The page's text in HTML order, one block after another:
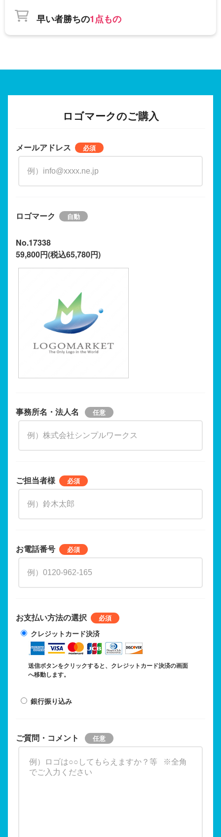
早い者勝ちの1点もの
ロゴマークのご購入
メールアドレス
ロゴマーク
No.17338
59,800円(税込65,780円)
事務所名・法人名
ご担当者様
お電話番号
お支払い方法の選択
クレジットカード決済
送信ボタンをクリックすると、クレジットカード決済の画面
へ移動します。
銀行振り込み
ご質問・コメント